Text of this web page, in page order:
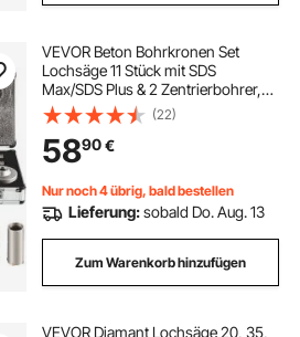
VEVOR Beton Bohrkronen Set
Lochsäge 11 Stück mit SDS
Max/SDS Plus & 2 Zentrierbohrer,
Steckdosenbohrer Dosensenker
Kronenbohrer für Mauerwerk 30-
100 mm Ziegel Beton Zement Stein
Wandmaterial
(22)
5890€
Nur noch 4 übrig, bald bestellen
Lieferung:sobald Do. Aug. 13
Zum Warenkorb hinzufügen
VEVOR Diamant Lochsäge 20, 35,